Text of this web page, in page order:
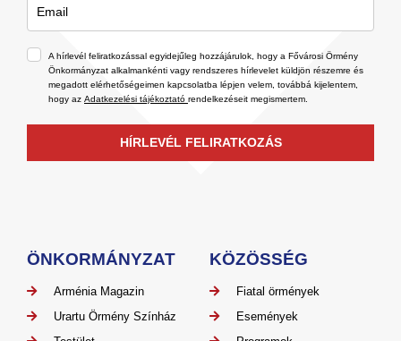
A hírlevél feliratkozással egyidejűleg hozzájárulok, hogy a Fővárosi Örmény
Önkormányzat alkalmankénti vagy rendszeres hírlevelet küldjön részemre és
megadott elérhetőségeimen kapcsolatba lépjen velem, továbbá kijelentem,
hogy az Adatkezelési tájékoztató rendelkezéseit megismertem.
HÍRLEVÉL FELIRATKOZÁS
ÖNKORMÁNYZAT
Arménia Magazin
Urartu Örmény Színház
KÖZÖSSÉG
Fiatal örmények
Események